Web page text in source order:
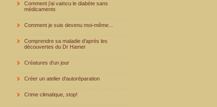
Comment j'ai vaincu le diabète sans
médicaments
Comment je suis devenu moi-même...
Comprendre sa maladie d'après les
découvertes du Dr Hamer
Créatures d'un jour
Créer un atelier d'autoréparation
Crime climatique, stop!